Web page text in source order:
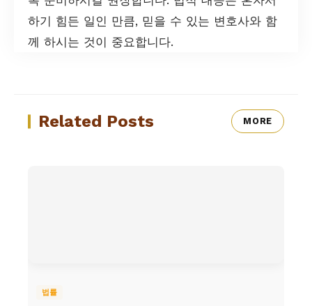
하기 힘든 일인 만큼, 믿을 수 있는 변호사와 함
께 하시는 것이 중요합니다.
Related Posts MORE
법률